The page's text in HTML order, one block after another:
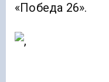
«Победа 26».